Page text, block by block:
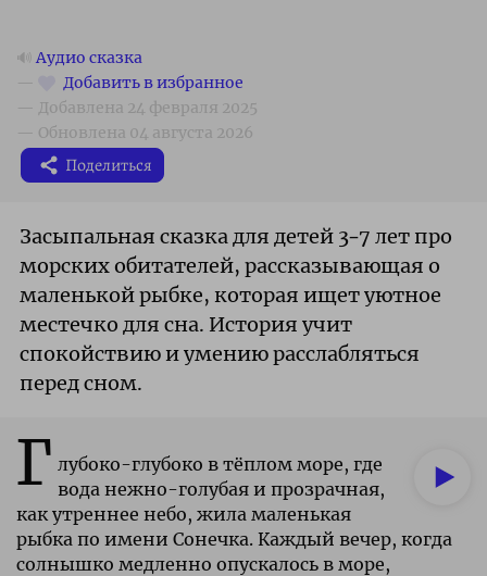
🔊 Аудио сказка
Поделиться
Засыпальная сказка для детей 3–7 лет про
морских обитателей, рассказывающая о
маленькой рыбке, которая ищет уютное
местечко для сна. История учит
спокойствию и умению расслабляться
перед сном.
Г лубоко-глубоко в тёплом море, где
вода нежно-голубая и прозрачная,
как утреннее небо, жила маленькая
рыбка по имени Сонечка. Каждый вечер, когда
солнышко медленно опускалось в море,